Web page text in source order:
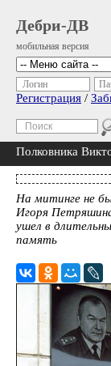
Дебри-ДВ
мобильная версия
Логин
Регистрация /
Полковника
На митинге не
Игоря
ушел в
память